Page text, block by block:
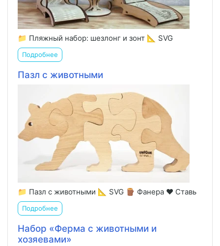
📁 Пляжный набор: шезлонг и зонт 📐 SVG
Подробнее
Пазл с животными
📁 Пазл с животными 📐 SVG 🪵 Фанера ❤️ Ставь
Подробнее
Набор «Ферма с животными и
хозяевами»